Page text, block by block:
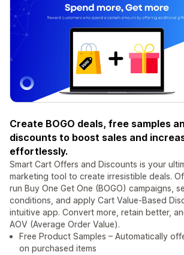
Create BOGO deals, free samples
discounts to boost sales and
effortlessly.
Smart Cart Offers and Discounts is your
marketing tool to create irresistible deals.
run Buy One Get One (BOGO) campaigns,
conditions, and apply Cart Value-Based
intuitive app. Convert more, retain better,
AOV (Average Order Value).
Free Product Samples – Automatically
on purchased items